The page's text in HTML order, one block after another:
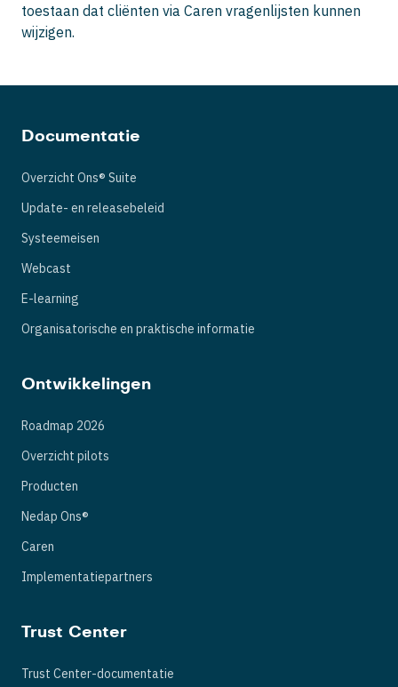
toestaan dat cliënten via Caren vragenlijsten kunnen
wijzigen.
Documentatie
Overzicht Ons® Suite
Update- en releasebeleid
Systeemeisen
Webcast
E-learning
Organisatorische en praktische informatie
Ontwikkelingen
Roadmap 2026
Overzicht pilots
Producten
Nedap Ons®
Caren
Implementatiepartners
Trust Center
Trust Center-documentatie